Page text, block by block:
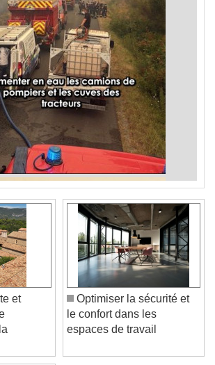
et
Optimiser la sécurité et
le confort dans les